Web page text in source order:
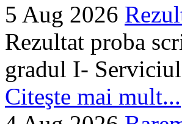
5 Aug 2026
Rezultat proba
gradul I-
Citeşte mai mult...